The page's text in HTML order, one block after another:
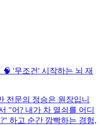
'무조건' 시작하는 뇌 재
전문의 정승은 원장입니
"어? 내가 차 열쇠를 어디
하고 순간 깜빡하는 경험,